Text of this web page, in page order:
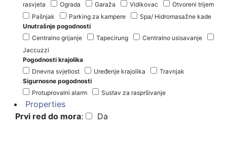
rasvjeta
Ograda Garaža Vidikovac
Otvoreni trijem
Pašnjak
Parking za kampere
Spa/ Hidromasažne kade
Unutrašnje pogodnosti
Centralno grijanje
Tapecirung
Centralno usisavanje
Jaccuzzi
Pogodnosti krajolika
Dnevna svjetlost
Uređenje krajolika
Travnjak
Sigurnosne pogodnosti
Protuprovalni alarm
Sustav za raspršivanje
Properties
Prvi red do mora: Da